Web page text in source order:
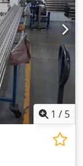
1 / 5